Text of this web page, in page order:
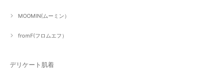
MOOMIN(ムーミン）
fromF(フロムエフ）
デリケート肌着